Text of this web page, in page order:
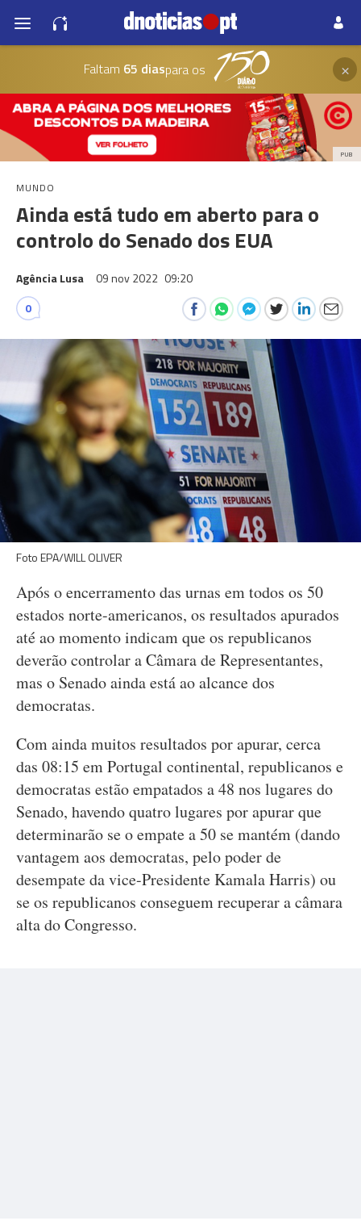
Faltam 65 diaspara os ×
PUB
MUNDO
Ainda está tudo em aberto para o
controlo do Senado dos EUA
Agência Lusa 09 nov 2022 09:20
0
Foto EPA/WILL OLIVER
Após o encerramento das urnas em todos os 50
estados norte-americanos, os resultados apurados
até ao momento indicam que os republicanos
deverão controlar a Câmara de Representantes,
mas o Senado ainda está ao alcance dos
democratas.
Com ainda muitos resultados por apurar, cerca
das 08:15 em Portugal continental, republicanos e
democratas estão empatados a 48 nos lugares do
Senado, havendo quatro lugares por apurar que
determinarão se o empate a 50 se mantém (dando
vantagem aos democratas, pelo poder de
desempate da vice-Presidente Kamala Harris) ou
se os republicanos conseguem recuperar a câmara
alta do Congresso.